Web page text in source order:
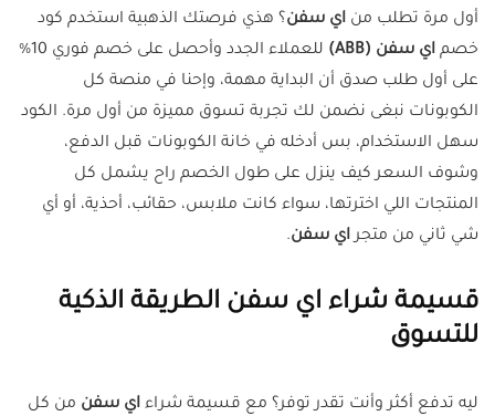
أول مرة تطلب من اي سفن؟ هذي فرصتك الذهبية استخدم كود
خصم اي سفن (ABB)
للعملاء الجدد وأحصل على خصم فوري 10%
على أول طلب صدق أن البداية مهمة، وإحنا في منصة كل
الكوبونات نبغى نضمن لك تجربة تسوق مميزة من أول مرة. الكود
سهل الاستخدام، بس أدخله في خانة الكوبونات قبل الدفع،
وشوف السعر كيف ينزل على طول الخصم راح يشمل كل
المنتجات اللي اخترتها، سواء كانت ملابس، حقائب، أحذية، أو أي
شي ثاني من متجراي سفن.
قسيمة شراء اي سفن الطريقة الذكية
للتسوق
ليه تدفع أكثر وأنت تقدر توفر؟ مع قسيمة شراء اي سفن من كل